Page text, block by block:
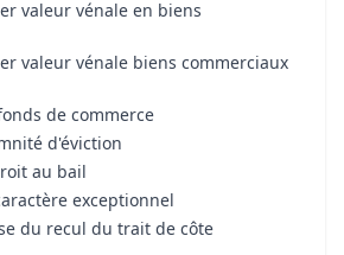
valeur vénale en biens
valeur vénale biens commerciaux
de commerce
d'éviction
au bail
exceptionnel
du recul du trait de côte